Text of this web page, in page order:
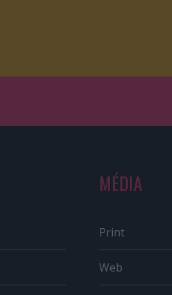
MÉDIA
Print
Web